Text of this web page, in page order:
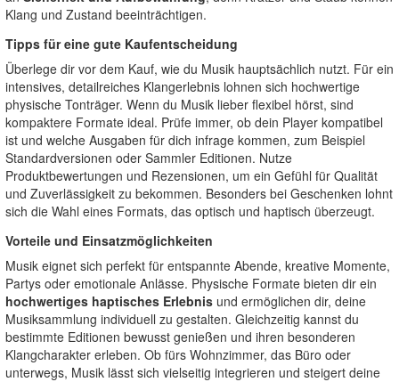
Klang und Zustand beeinträchtigen.
Tipps für eine gute Kaufentscheidung
Überlege dir vor dem Kauf, wie du Musik hauptsächlich nutzt. Für ein
intensives, detailreiches Klangerlebnis lohnen sich hochwertige
physische Tonträger. Wenn du Musik lieber flexibel hörst, sind
kompaktere Formate ideal. Prüfe immer, ob dein Player kompatibel
ist und welche Ausgaben für dich infrage kommen, zum Beispiel
Standardversionen oder Sammler Editionen. Nutze
Produktbewertungen und Rezensionen, um ein Gefühl für Qualität
und Zuverlässigkeit zu bekommen. Besonders bei Geschenken lohnt
sich die Wahl eines Formats, das optisch und haptisch überzeugt.
Vorteile und Einsatzmöglichkeiten
Musik eignet sich perfekt für entspannte Abende, kreative Momente,
Partys oder emotionale Anlässe. Physische Formate bieten dir ein
hochwertiges haptisches Erlebnis und ermöglichen dir, deine
Musiksammlung individuell zu gestalten. Gleichzeitig kannst du
bestimmte Editionen bewusst genießen und ihren besonderen
Klangcharakter erleben. Ob fürs Wohnzimmer, das Büro oder
unterwegs, Musik lässt sich vielseitig integrieren und steigert deine